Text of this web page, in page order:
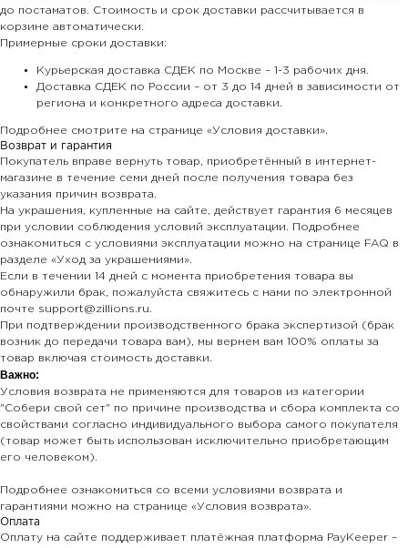
до постаматов. Стоимость и срок доставки рассчитывается в
корзине автоматически.
Примерные сроки доставки:
Курьерская доставка СДЕК по Москве – 1-3 рабочих дня.
Доставка СДЕК по России – от 3 до 14 дней в зависимости от
региона и конкретного адреса доставки.
Подробнее смотрите на странице «Условия доставки».
Возврат и гарантия
Покупатель вправе вернуть товар, приобретённый в интернет-
магазине в течение семи дней после получения товара без
указания причин возврата.
На украшения, купленные на сайте, действует гарантия 6 месяцев
при условии соблюдения условий эксплуатации. Подробнее
ознакомиться с условиями эксплуатации можно на странице FAQ в
разделе «Уход за украшениями».
Если в течении 14 дней с момента приобретения товара вы
обнаружили брак, пожалуйста свяжитесь с нами по электронной
почте support@zillions.ru.
При подтверждении производственного брака экспертизой (брак
возник до передачи товара вам), мы вернем вам 100% оплаты за
товар включая стоимость доставки.
Важно:
Условия возврата не применяются для товаров из категории
"Собери свой сет" по причине производства и сбора комплекта со
свойствами согласно индивидуального выбора самого покупателя
(товар может быть использован исключительно приобретающим
его человеком).
Подробнее ознакомиться со всеми условиями возврата и
гарантиями можно на странице «Условия возврата».
Оплата
Оплату на сайте поддерживает платёжная платформа PayKeeper –